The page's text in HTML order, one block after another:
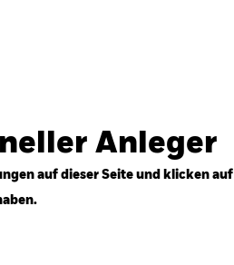
Anleger
auf dieser Seite und klicken auf